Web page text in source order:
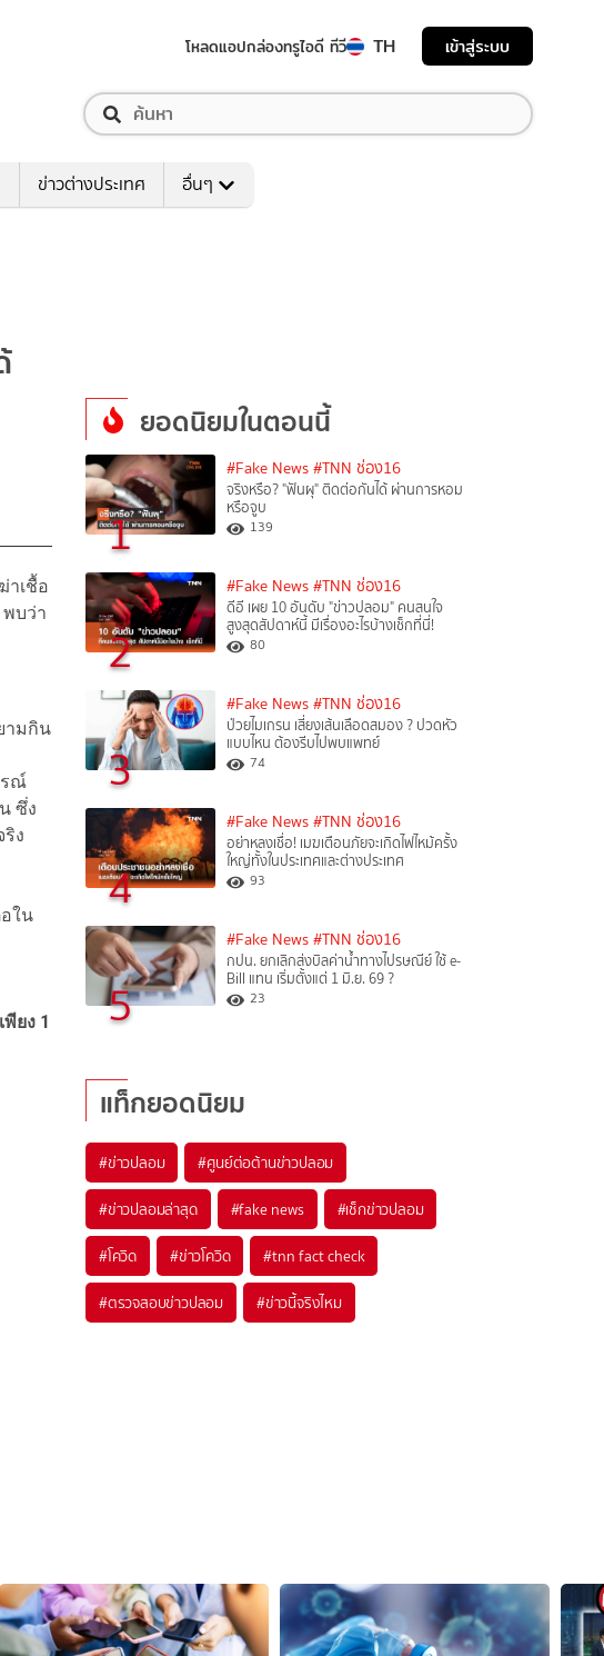
โหลดแอปกล่องทรูไอดี ทีวี TH เข้าสู่ระบบ
ข่าวต่างประเทศ อื่นๆ
าเชื้อ
บว่า
ามกิน
รณ์
ซึ่ง
ง
ใน
ยง 1
ยอดนิยมในตอนนี้
1
#Fake News #TNN ช่อง16
จริงหรือ? "ฟันผุ" ติดต่อกันได้ ผ่านการหอม
หรือจูบ
139
2
#Fake News #TNN ช่อง16
ดีอี เผย 10 อันดับ "ข่าวปลอม" คนสนใจ
สูงสุดสัปดาห์นี้ มีเรื่องอะไรบ้างเช็กที่นี่!
80
3
#Fake News #TNN ช่อง16
ป่วยไมเกรน เสี่ยงเส้นเลือดสมอง ? ปวดหัว
แบบไหน ต้องรีบไปพบแพทย์
74
4
#Fake News #TNN ช่อง16
อย่าหลงเชื่อ! เมฆเตือนภัยจะเกิดไฟไหม้ครั้ง
ใหญ่ทั้งในประเทศและต่างประเทศ
93
5
#Fake News #TNN ช่อง16
กปน. ยกเลิกส่งบิลค่าน้ำทางไปรษณีย์ ใช้ e-
Bill แทน เริ่มตั้งแต่ 1 มิ.ย. 69 ?
23
แท็กยอดนิยม
#ข่าวปลอม #ศูนย์ต่อต้านข่าวปลอม
#ข่าวปลอมล่าสุด #fake news #เช็กข่าวปลอม
#โควิด #ข่าวโควิด #tnn fact check
#ตรวจสอบข่าวปลอม #ข่าวนี้จริงไหม